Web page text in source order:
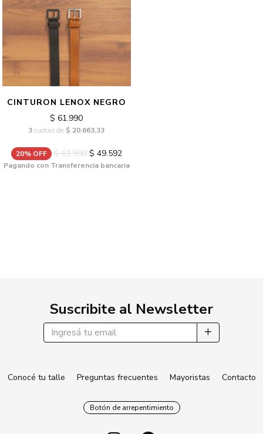
CINTURON LENOX NEGRO
$ 61.990
3cuotas de $ 20.663,33
20% OFF $ 61.990$ 49.592
Pagando con Transferencia bancaria
Suscribite al Newsletter
Conocé tu talle Preguntas frecuentes Mayoristas Contacto
Botón de arrepentimiento